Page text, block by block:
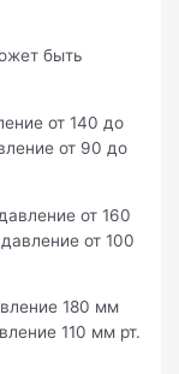
быть
от 140 до
от 90 до
от 160
от 100
180 мм
110 мм рт.